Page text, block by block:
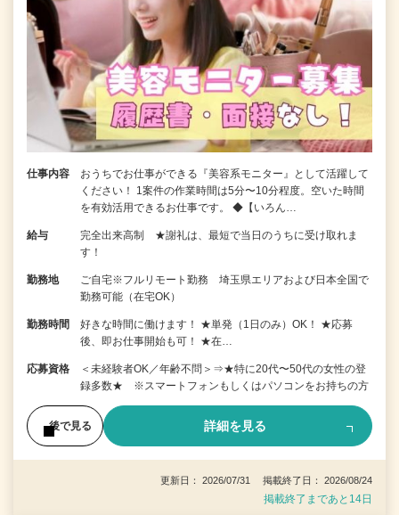
仕事内容
おうちでお仕事ができる『美容系モニター』として活躍して
ください！ 1案件の作業時間は5分〜10分程度。空いた時間
を有効活用できるお仕事です。 ◆【いろん…
給与
完全出来高制 ★謝礼は、最短で当日のうちに受け取れま
す！
勤務地
ご自宅※フルリモート勤務 埼玉県エリアおよび日本全国で
勤務可能（在宅OK）
勤務時間
好きな時間に働けます！ ★単発（1日のみ）OK！ ★応募
後、即お仕事開始も可！ ★在…
応募資格
＜未経験者OK／年齢不問＞⇒★特に20代〜50代の女性の登
録多数★ ※スマートフォンもしくはパソコンをお持ちの方
後で見る 詳細を見る
更新日： 2026/07/31 掲載終了日： 2026/08/24
掲載終了まであと14日